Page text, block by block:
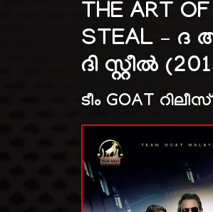
THE ART
STEAL –
ദി സ്റ്റീൽ
ടീം GOAT